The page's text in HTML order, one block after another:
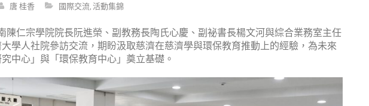
唐 桂香 國際交流,活動集錦
陳仁宗學院院長阮進榮、副教務長陶氏心慶、副祕書長楊文河與綜合業務室主任
學人社院參訪交流，期盼汲取慈濟在慈濟學與環保教育推動上的經驗，為未來
中心」與「環保教育中心」奠立基礎。